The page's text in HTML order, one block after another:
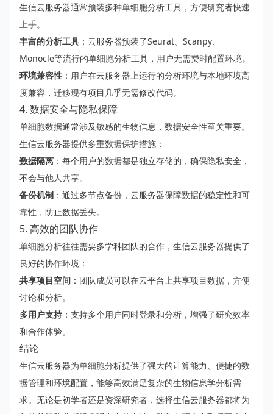
生信云服务器通常预装多种单细胞分析工具，方便研究者快速
上手。
丰富的分析工具 ：云服务器预装了Seurat、Scanpy、
Monocle等流行的单细胞分析工具，用户无需费时配置环境。
环境兼容性 ：用户在云服务器上运行的分析环境与本地环境高
度兼容，迁移现有项目几乎无需修改代码。
4. 数据安全与隐私保障
单细胞数据通常涉及敏感的生物信息，数据安全性至关重要。
生信云服务器提供多重数据保护措施：
数据隔离 ：每个用户的数据都是独立存储的，确保隐私安全，
不会与他人共享。
备份机制 ：通过多节点备份，云服务器保障数据的稳定性和可
靠性，防止数据丢失。
5. 高效的团队协作
单细胞分析往往需要多学科团队的合作，生信云服务器提供了
良好的协作环境：
共享项目空间 ：团队成员可以在云平台上共享项目数据，方便
讨论和分析。
多用户支持 ：支持多个用户同时登录和分析，增强了研究效率
和合作体验。
结论
生信云服务器为单细胞分析提供了强大的计算能力、便捷的数
据管理和环境配置，能够高效满足复杂的生物信息学分析需
求。无论是初学者还是资深研究者，选择生信云服务器都将为